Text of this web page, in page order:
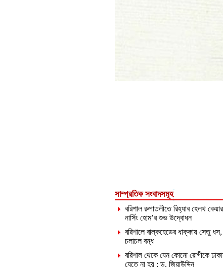
সাম্প্রতিক সংবাদসমূহ
বরিশাল রুপাতলীতে রিহ্যাব হেলথ
নার্সিং হোম’র শুভ উদ্বোধন
বরিশালে বাল্কহেডের ধাক্কায় সেতু ধস,
চলাচল বন্ধ
বরিশাল থেকে যেন কোনো রোগীকে
যেতে না হয় : ড. জিয়াউদ্দিন